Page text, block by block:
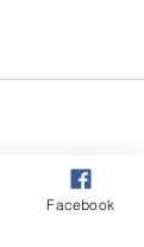
Facebook